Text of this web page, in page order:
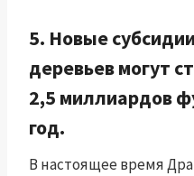
5. Новые
деревьев могут
2,5 миллиардов
год.
В настоящее время